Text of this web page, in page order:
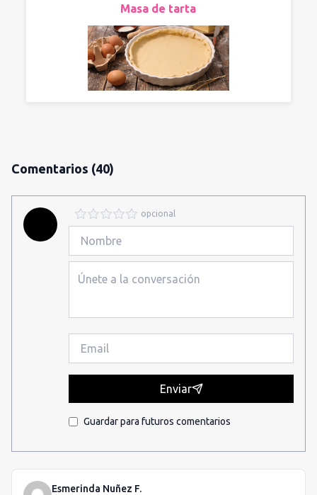
Masa de tarta
Comentarios (40)
opcional
Enviar
Guardar para futuros comentarios
Esmerinda Nuñez F.